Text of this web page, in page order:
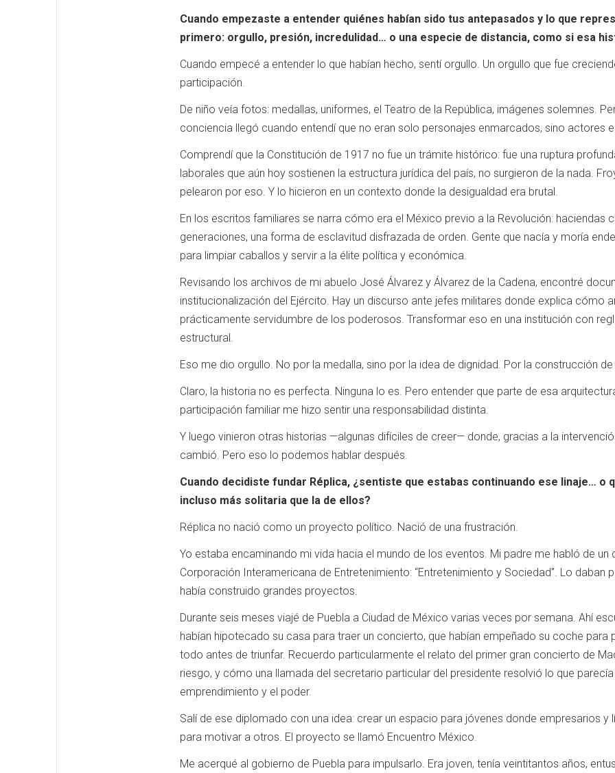
Cuando empezaste a entender quiénes habían sido tus antepasados y lo que
primero: orgullo, presión, incredulidad… o una especie de distancia, como si esa
Cuando empecé a entender lo que habían hecho, sentí orgullo. Un orgullo que fue
participación.
De niño veía fotos: medallas, uniformes, el Teatro de la República, imágenes solemnes.
conciencia llegó cuando entendí que no eran solo personajes enmarcados, sino actores
Comprendí que la Constitución de 1917 no fue un trámite histórico: fue una ruptura
laborales que aún hoy sostienen la estructura jurídica del país, no surgieron de la nada.
pelearon por eso. Y lo hicieron en un contexto donde la desigualdad era brutal.
En los escritos familiares se narra cómo era el México previo a la Revolución: haciendas
generaciones, una forma de esclavitud disfrazada de orden. Gente que nacía y moría
para limpiar caballos y servir a la élite política y económica.
Revisando los archivos de mi abuelo José Álvarez y Álvarez de la Cadena, encontré
institucionalización del Ejército. Hay un discurso ante jefes militares donde explica cómo
prácticamente servidumbre de los poderosos. Transformar eso en una institución con
estructural.
Eso me dio orgullo. No por la medalla, sino por la idea de dignidad. Por la construcción
Claro, la historia no es perfecta. Ninguna lo es. Pero entender que parte de esa
participación familiar me hizo sentir una responsabilidad distinta.
Y luego vinieron otras historias —algunas difíciles de creer— donde, gracias a la
cambió. Pero eso lo podemos hablar después.
Cuando decidiste fundar Réplica, ¿sentiste que estabas continuando ese linaje… o
incluso más solitaria que la de ellos?
Réplica no nació como un proyecto político. Nació de una frustración.
Yo estaba encaminando mi vida hacia el mundo de los eventos. Mi padre me habló de
Corporación Interamericana de Entretenimiento: “Entretenimiento y Sociedad”. Lo daban
había construido grandes proyectos.
Durante seis meses viajé de Puebla a Ciudad de México varias veces por semana. Ahí
habían hipotecado su casa para traer un concierto, que habían empeñado su coche
todo antes de triunfar. Recuerdo particularmente el relato del primer gran concierto de
riesgo, y cómo una llamada del secretario particular del presidente resolvió lo que
emprendimiento y el poder.
Salí de ese diplomado con una idea: crear un espacio para jóvenes donde empresarios y
para motivar a otros. El proyecto se llamó Encuentro México.
Me acerqué al gobierno de Puebla para impulsarlo. Era joven, tenía veintitantos años,